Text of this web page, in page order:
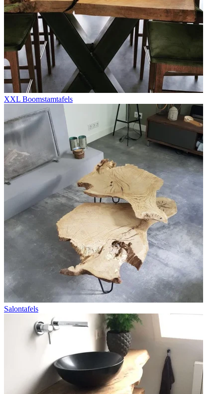
XXL Boomstamtafels
Salontafels